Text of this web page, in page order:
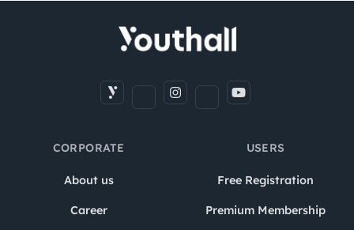
CORPORATE
About us
Career
USERS
Free Registration
Premium Membership